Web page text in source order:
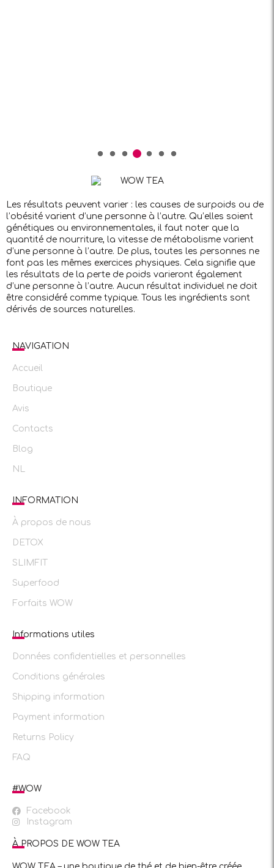
Les résultats peuvent varier : les causes de surpoids ou de
l’obésité varient d’une personne à l’autre. Qu’elles soient
génétiques ou environnementales, il faut noter que la
quantité de nourriture, la vitesse de métabolisme varient
d’une personne à l’autre. De plus, toutes les personnes ne
font pas les mêmes exercices physiques. Cela signifie que
les résultats de la perte de poids varieront également
d’une personne à l’autre. Aucun résultat individuel ne doit
être considéré comme typique. Tous les ingrédients sont
dérivés de sources naturelles.
NAVIGATION
Accueil
Boutique
Avis
Contacts
Blog
NL
INFORMATION
À propos de nous
DETOX
SLIMFIT
Superfood
Forfaits WOW
Informations utiles
Données confidentielles et personnelles
Conditions générales
Shipping information
Payment information
Returns Policy
FAQ
#WOW
Facebook
Instagram
À PROPOS DE WOW TEA